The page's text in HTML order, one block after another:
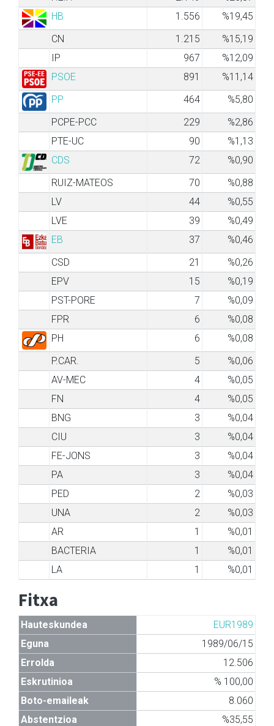
HB
1.556
%19,45
CN
1.215
%15,19
IP
967
%12,09
PSOE
891
%11,14
PP
464
%5,80
PCPE-PCC
229
%2,86
PTE-UC
90
%1,13
CDS
72
%0,90
RUIZ-MATEOS
70
%0,88
LV
44
%0,55
LVE
39
%0,49
EB
37
%0,46
CSD
21
%0,26
EPV
15
%0,19
PST-PORE
7
%0,09
FPR
6
%0,08
PH
6
%0,08
P.CAR.
5
%0,06
AV-MEC
4
%0,05
FN
4
%0,05
BNG
3
%0,04
CIU
3
%0,04
FE-JONS
3
%0,04
PA
3
%0,04
PED
2
%0,03
UNA
2
%0,03
AR
1
%0,01
BACTERIA
1
%0,01
LA
1 %0,01
Fitxa
Hauteskundea
EUR1989
Eguna
1989/06/15
Errolda
12.506
Eskrutinioa
% 100,00
Boto-emaileak
8.060
Abstentzioa
%35,55